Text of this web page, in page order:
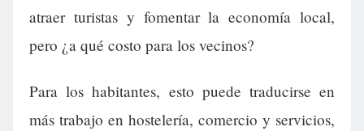
atraer turistas y fomentar la economía local,
pero ¿a qué costo para los vecinos?
Para los habitantes, esto puede traducirse en
más trabajo en hostelería, comercio y servicios,